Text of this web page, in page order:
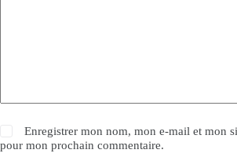
Enregistrer mon nom, mon e-mail et mon
pour mon prochain commentaire.